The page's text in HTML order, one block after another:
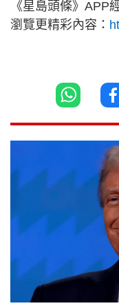
《星島頭條》APP
瀏覽更精彩內容：